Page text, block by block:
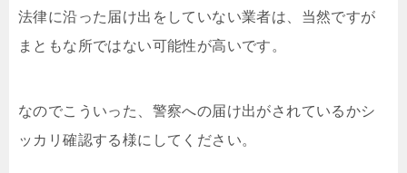
法律に沿った届け出をしていない業者は、当然ですが
まともな所ではない可能性が高いです。
なのでこういった、警察への届け出がされているかシ
ッカリ確認する様にしてください。